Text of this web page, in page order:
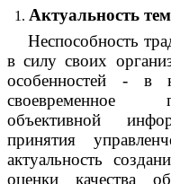
Актуальность
Неспособность
в силу своих
особенностей - в
своевременное
объективной
принятия
актуальность
оценки качества